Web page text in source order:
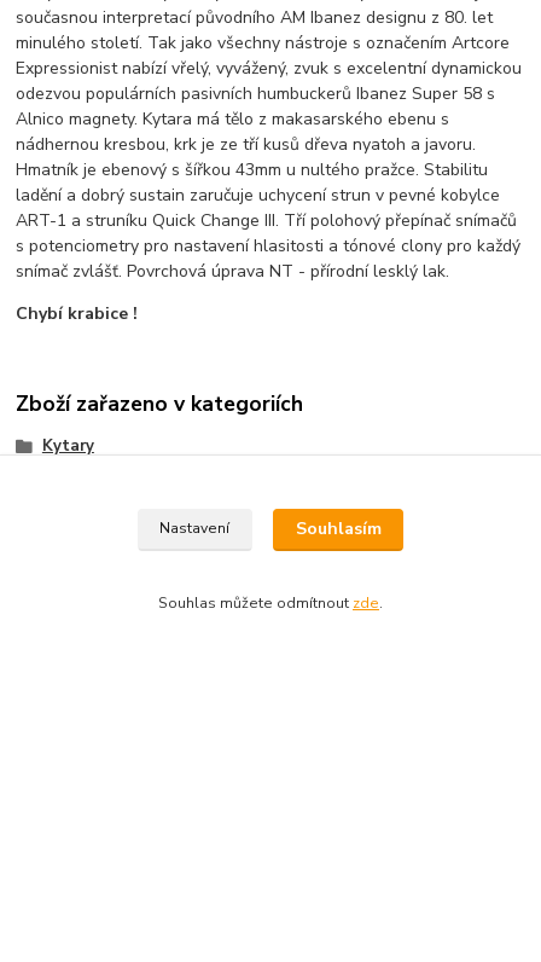
současnou interpretací původního AM Ibanez designu z 80. let
minulého století. Tak jako všechny nástroje s označením Artcore
Expressionist nabízí vřelý, vyvážený, zvuk s excelentní dynamickou
odezvou populárních pasivních humbuckerů Ibanez Super 58 s
Alnico magnety. Kytara má tělo z makasarského ebenu s
nádhernou kresbou, krk je ze tří kusů dřeva nyatoh a javoru.
Hmatník je ebenový s šířkou 43mm u nultého pražce. Stabilitu
ladění a dobrý sustain zaručuje uchycení strun v pevné kobylce
ART-1 a struníku Quick Change III. Tří polohový přepínač snímačů
s potenciometry pro nastavení hlasitosti a tónové clony pro každý
snímač zvlášť. Povrchová úprava NT - přírodní lesklý lak.
Chybí krabice !
Zboží zařazeno v kategoriích
Kytary
Nastavení Souhlasím
Souhlas můžete odmítnout zde.